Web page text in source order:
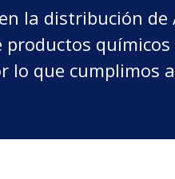
la distribución
productos
lo que cumplimos